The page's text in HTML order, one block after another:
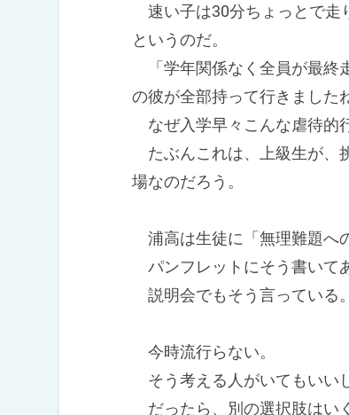
速い子は30分ちょっとで走
というのだ。
「学年関係なく全員が最終
の彼が全部持って行きました
なぜ入学早々こんな虐待的
たぶんこれは、上級生が、
場なのだろう。
浦高は生徒に「無理難題へ
パンフレットにそう書いて
説明会でもそう言っている。
今時流行らない。
そう考える人がいてもいい
だったら、別の選択肢はい